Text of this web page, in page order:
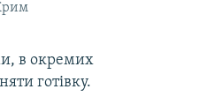
в окремих
готівку.